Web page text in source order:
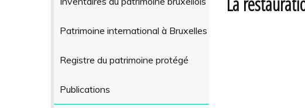
Patrimoine international à Bruxelles
Registre du patrimoine protégé
Publications